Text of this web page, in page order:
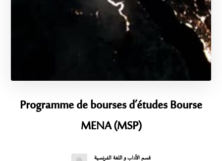
Programme de bourses d’études Bourse
MENA (MSP)
قسم الآداب و اللغة الفرنسية